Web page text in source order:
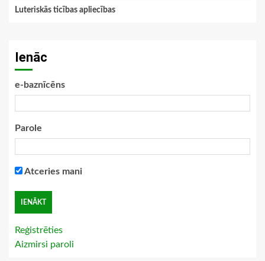
Luteriskās ticības apliecības
Ienāc
e-baznīcēns
Parole
Atceries mani
Reģistrēties
Aizmirsi paroli